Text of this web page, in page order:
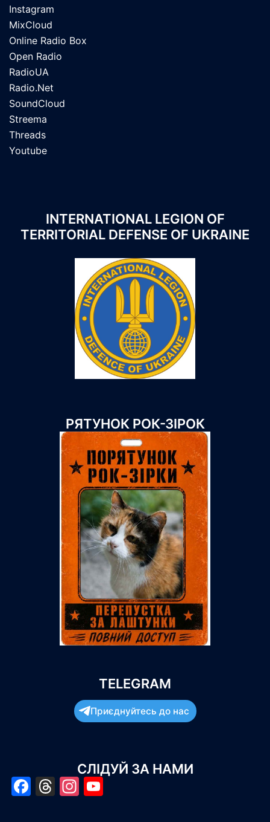
Instagram
MixCloud
Online Radio Box
Open Radio
RadioUA
Radio.Net
SoundCloud
Streema
Threads
Youtube
INTERNATIONAL LEGION OF
TERRITORIAL DEFENSE OF UKRAINE
РЯТУНОК РОК-ЗІРОК
TELEGRAM
Приєднуйтесь до нас
СЛІДУЙ ЗА НАМИ
Facebook
Threads
Instagram